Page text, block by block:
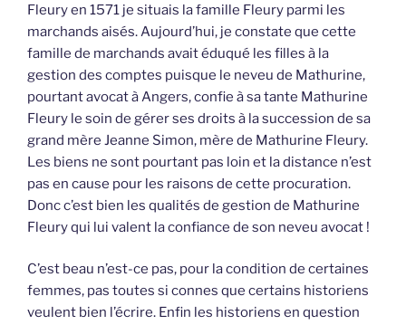
Fleury en 1571 je situais la famille Fleury parmi les
marchands aisés. Aujourd’hui, je constate que cette
famille de marchands avait éduqué les filles à la
gestion des comptes puisque le neveu de Mathurine,
pourtant avocat à Angers, confie à sa tante Mathurine
Fleury le soin de gérer ses droits à la succession de sa
grand mère Jeanne Simon, mère de Mathurine Fleury.
Les biens ne sont pourtant pas loin et la distance n’est
pas en cause pour les raisons de cette procuration.
Donc c’est bien les qualités de gestion de Mathurine
Fleury qui lui valent la confiance de son neveu avocat !
C’est beau n’est-ce pas, pour la condition de certaines
femmes, pas toutes si connes que certains historiens
veulent bien l’écrire. Enfin les historiens en question